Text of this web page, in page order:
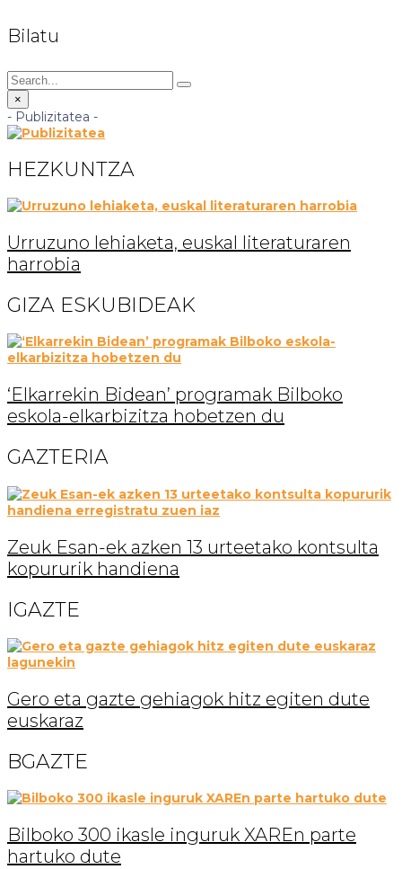
Bilatu
×
- Publizitatea -
HEZKUNTZA
Urruzuno lehiaketa, euskal literaturaren
harrobia
GIZA ESKUBIDEAK
‘Elkarrekin Bidean’ programak Bilboko
eskola-elkarbizitza hobetzen du
GAZTERIA
Zeuk Esan-ek azken 13 urteetako kontsulta
kopururik handiena
IGAZTE
Gero eta gazte gehiagok hitz egiten dute
euskaraz
BGAZTE
Bilboko 300 ikasle inguruk XAREn parte
hartuko dute